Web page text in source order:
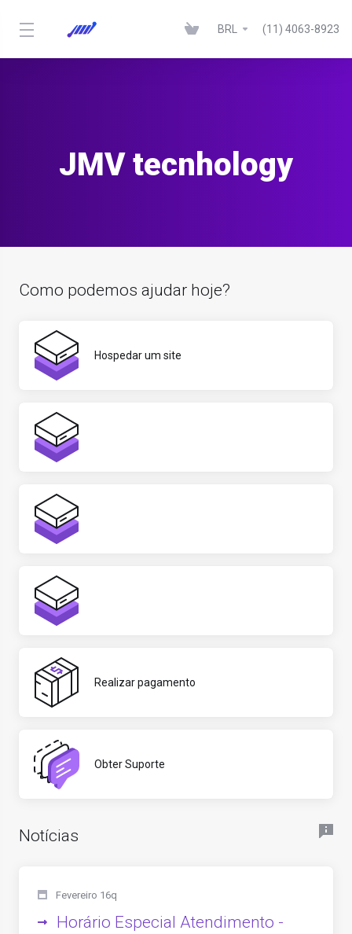
BRL (11) 4063-8923
JMV tecnhology
Como podemos ajudar hoje?
Hospedar um site
Realizar pagamento
Obter Suporte
Notícias
Fevereiro 16q
Horário Especial Atendimento -